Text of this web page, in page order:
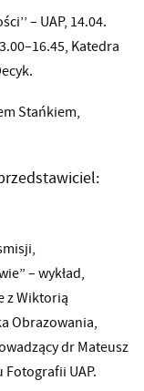
– UAP, 14.04.
Katedra
Stańkiem,
– wykład,
z Wiktorią
Obrazowania,
dr Mateusz
Fotografii UAP.